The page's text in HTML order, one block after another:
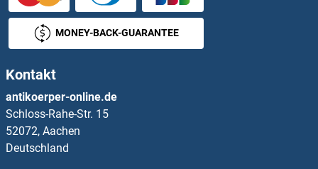
PRSS33 Antikörper
PRSS35 Antikörper
PRSS36 Antikörper
PRSS50 Antikörper
PRSS53 Antikörper
MONEY-BACK-GUARANTEE
Kontakt
antikoerper-online.de
Schloss-Rahe-Str. 15
52072, Aachen
Deutschland